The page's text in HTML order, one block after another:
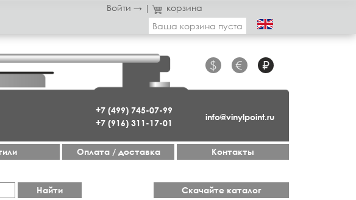
Войти → |
корзина
Ваша корзина пуста
+7 (499) 745-07-99
+7 (916) 311-17-01
$ € ₽
info@vinylpoint.ru
Оплата / доставка Контакты
Найти Скачайте каталог